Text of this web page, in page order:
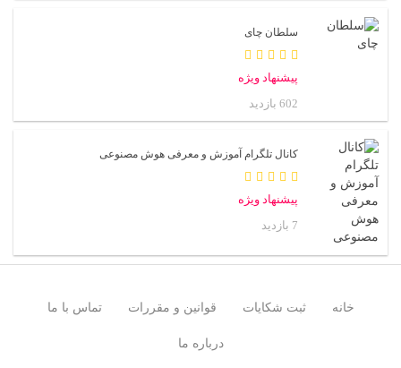
سلطان چای
پیشنهاد ویژه
602 بازدید
کانال تلگرام آموزش و معرفی هوش مصنوعی
پیشنهاد ویژه
7 بازدید
خانه ثبت شکایات قوانین و مقررات تماس با ما
درباره ما